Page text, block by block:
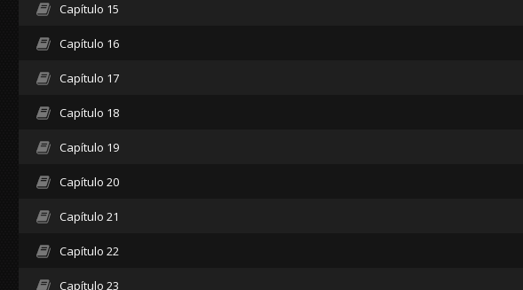
Capítulo 15
Capítulo 16
Capítulo 17
Capítulo 18
Capítulo 19
Capítulo 20
Capítulo 21
Capítulo 22
Capítulo 23